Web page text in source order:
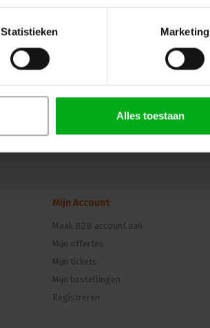
Statistieken Marketing
Alles toestaan
Mijn Account
Maak B2B account aan
Mijn offertes
Mijn tickets
Mijn bestellingen
Registreren